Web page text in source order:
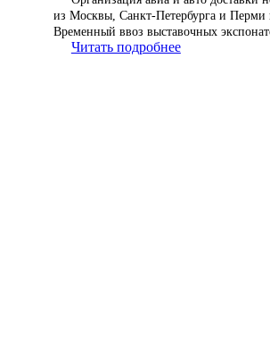
из Москвы, Санкт-Петербурга и Перми
Временный ввоз выставочных
Читать подробнее